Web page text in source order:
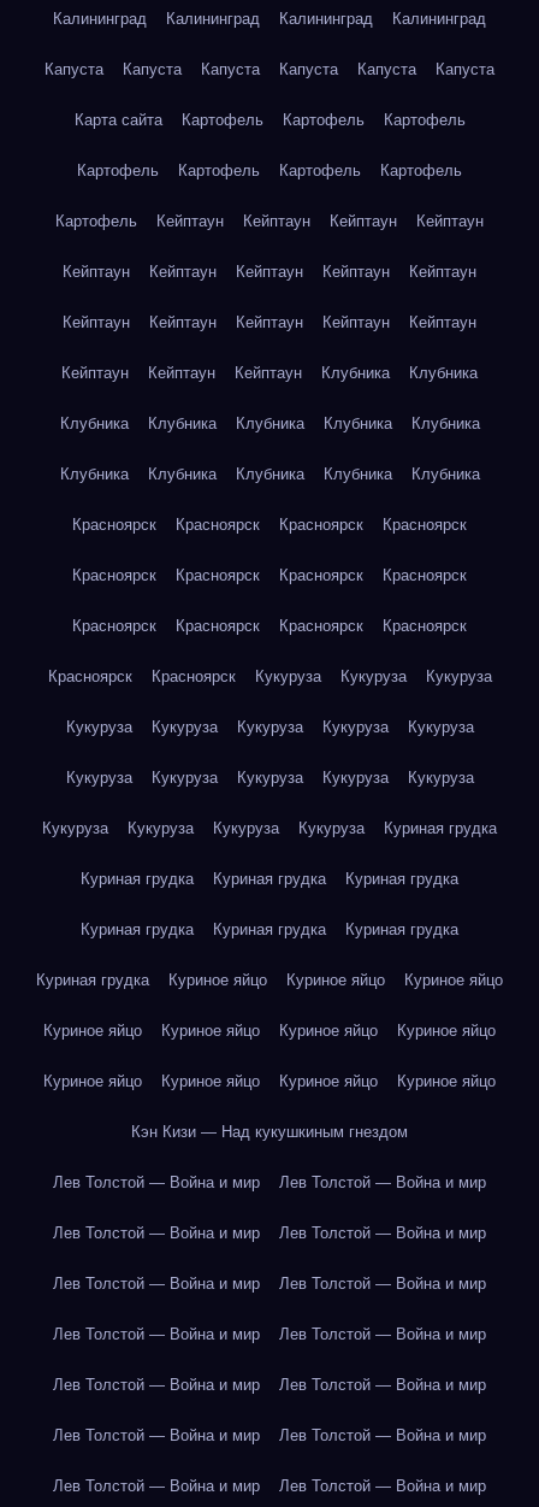
Калининград Калининград Калининград Калининград
Капуста Капуста Капуста Капуста Капуста Капуста
Карта сайта Картофель Картофель Картофель
Картофель Картофель Картофель Картофель
Картофель Кейптаун Кейптаун Кейптаун Кейптаун
Кейптаун Кейптаун Кейптаун Кейптаун Кейптаун
Кейптаун Кейптаун Кейптаун Кейптаун Кейптаун
Кейптаун Кейптаун Кейптаун Клубника Клубника
Клубника Клубника Клубника Клубника Клубника
Клубника Клубника Клубника Клубника Клубника
Красноярск Красноярск Красноярск Красноярск
Красноярск Красноярск Красноярск Красноярск
Красноярск Красноярск Красноярск Красноярск
Красноярск Красноярск Кукуруза Кукуруза Кукуруза
Кукуруза Кукуруза Кукуруза Кукуруза Кукуруза
Кукуруза Кукуруза Кукуруза Кукуруза Кукуруза
Кукуруза Кукуруза Кукуруза Кукуруза Куриная грудка
Куриная грудка Куриная грудка Куриная грудка
Куриная грудка Куриная грудка Куриная грудка
Куриная грудка Куриное яйцо Куриное яйцо Куриное яйцо
Куриное яйцо Куриное яйцо Куриное яйцо Куриное яйцо
Куриное яйцо Куриное яйцо Куриное яйцо Куриное яйцо
Кэн Кизи — Над кукушкиным гнездом
Лев Толстой — Война и мир Лев Толстой — Война и мир
Лев Толстой — Война и мир Лев Толстой — Война и мир
Лев Толстой — Война и мир Лев Толстой — Война и мир
Лев Толстой — Война и мир Лев Толстой — Война и мир
Лев Толстой — Война и мир Лев Толстой — Война и мир
Лев Толстой — Война и мир Лев Толстой — Война и мир
Лев Толстой — Война и мир Лев Толстой — Война и мир